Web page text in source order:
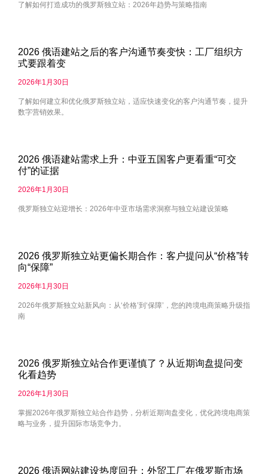
了解如何打造成功的俄罗斯独立站：2026年趋势与策略指南
2026 俄语建站之后的客户沟通节奏变快：工厂组织方
式要跟着变
2026年1月30日
了解如何建立和优化俄罗斯独立站，适应快速变化的客户沟通节奏，提升
数字营销效果。
2026 俄语建站需求上升：中亚五国客户更看重“可交
付”的证据
2026年1月30日
俄罗斯独立站迎增长：2026年中亚市场需求洞察与独立站建设策略
2026 俄罗斯独立站更偏长期合作：客户提问从“价格”转
向“保障”
2026年1月30日
2026年俄罗斯独立站新风向：从‘价格’到‘保障’，您的跨境电商策略升级指
南
2026 俄罗斯独立站合作更谨慎了？从近期询盘提问变
化看趋势
2026年1月30日
掌握2026年俄罗斯独立站合作趋势，分析近期询盘变化，优化跨境电商策
略与业务，提升国际市场竞争力。
2026 俄语网站建设热度回升：外贸工厂在俄罗斯市场